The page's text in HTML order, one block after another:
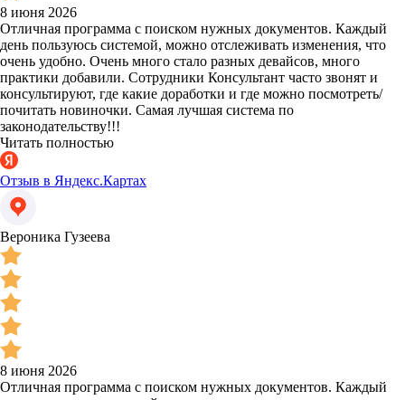
8 июня 2026
Отличная программа с поиском нужных документов. Каждый
день пользуюсь системой, можно отслеживать изменения, что
очень удобно. Очень много стало разных девайсов, много
практики добавили. Сотрудники Консультант часто звонят и
консультируют, где какие доработки и где можно посмотреть/
почитать новиночки. Самая лучшая система по
законодательству!!!
Читать полностью
Отзыв в Яндекс.Картах
Вероника Гузеева
8 июня 2026
Отличная программа с поиском нужных документов. Каждый